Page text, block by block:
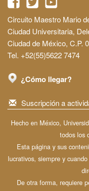
Circuito Maestro Mario
Ciudad Universitaria,
Ciudad de México, C.P.
Tel. +52(55)5622 7474
¿Cómo llegar?
Suscripción a
Hecho en México,
todos los
Esta página y sus
lucrativos, siempre y
De otra forma, requiere